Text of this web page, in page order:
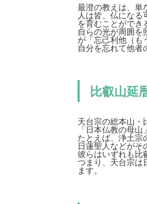
最澄の教えは、単
人は皆、仏にな
を育むことができ
自らの光が周囲
が「忘己利他（も
自分を忘れて他者
比叡山延
天台宗の総本山・
「日本仏教の母山
たとえば、浄土宗
日蓮聖人などがそ
彼らはいずれも比
つまり、天台宗は
ます。